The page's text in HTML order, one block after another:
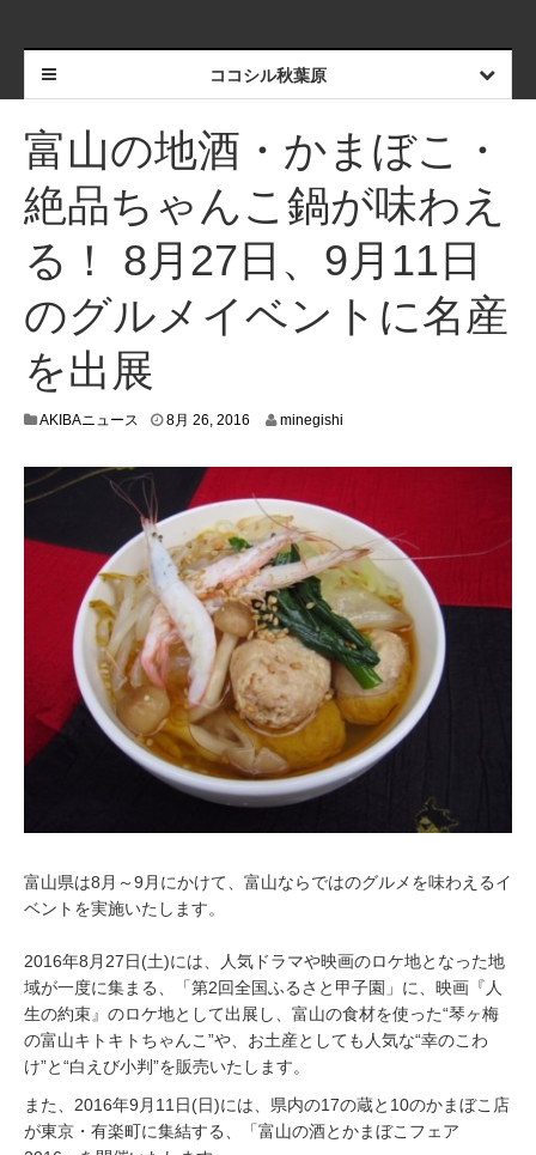
ココシル秋葉原
富山の地酒・かまぼこ・
絶品ちゃんこ鍋が味わえ
る！ 8月27日、9月11日
のグルメイベントに名産
を出展
AKIBAニュース 8月 26, 2016
,
2
0
1
6
minegishi
富山県は8月～9月にかけて、富山ならではのグルメを味わえるイ
ベントを実施いたします。
2016年8月27日(土)には、人気ドラマや映画のロケ地となった地
域が一度に集まる、「第2回全国ふるさと甲子園」に、映画『人
生の約束』のロケ地として出展し、富山の食材を使った“琴ヶ梅
の富山キトキトちゃんこ”や、お土産としても人気な“幸のこわ
け”と“白えび小判”を販売いたします。
また、2016年9月11日(日)には、県内の17の蔵と10のかまぼこ店
が東京・有楽町に集結する、「富山の酒とかまぼこフェア